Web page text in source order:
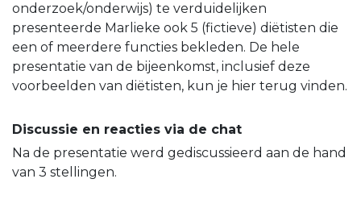
onderzoek/onderwijs) te verduidelijken
presenteerde Marlieke ook 5 (fictieve) diëtisten die
een of meerdere functies bekleden. De hele
presentatie van de bijeenkomst, inclusief deze
voorbeelden van diëtisten, kun je hier terug vinden.
Discussie en reacties via de chat
Na de presentatie werd gediscussieerd aan de hand
van 3 stellingen.